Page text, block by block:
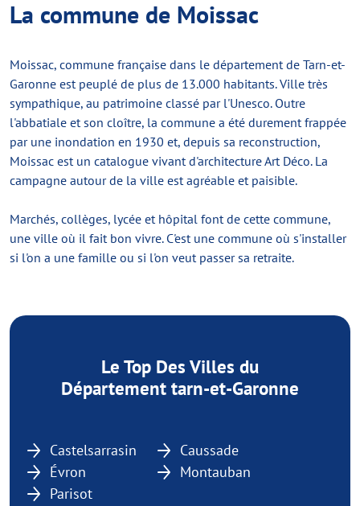
La commune de Moissac
Moissac, commune française dans le département de Tarn-et-
Garonne est peuplé de plus de 13.000 habitants. Ville très
sympathique, au patrimoine classé par l'Unesco. Outre
l'abbatiale et son cloître, la commune a été durement frappée
par une inondation en 1930 et, depuis sa reconstruction,
Moissac est un catalogue vivant d'architecture Art Déco. La
campagne autour de la ville est agréable et paisible.
Marchés, collèges, lycée et hôpital font de cette commune,
une ville où il fait bon vivre. C'est une commune où s'installer
si l'on a une famille ou si l'on veut passer sa retraite.
Le Top Des Villes du
Département tarn-et-Garonne
Castelsarrasin
Caussade
Évron
Montauban
Parisot